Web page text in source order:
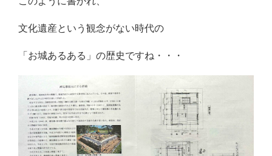
文化遺産という観念がない時代の
「お城あるある」の歴史ですね・・・